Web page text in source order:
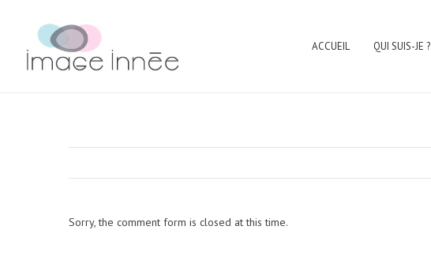
ACCUEIL QUI SUIS-JE ?
Sorry, the comment form is closed at this time.